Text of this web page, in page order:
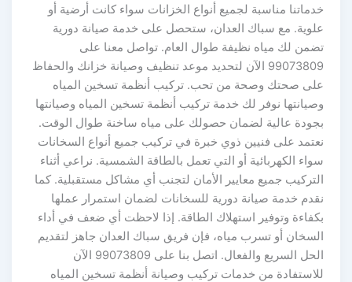
خدماتنا مناسبة لجميع أنواع الخزانات سواء كانت أرضية أو
علوية. مع سباك العدان، ستحصل على خدمة صيانة دورية
تضمن لك مياه نظيفة طوال العام. تواصل معنا على
99073809 الآن لتحديد موعد تنظيف وصيانة خزانك والحفاظ
على صحتك وصحة من تحب. تركيب أنظمة تسخين المياه
وصيانتها نوفر لك خدمة تركيب أنظمة تسخين المياه وصيانتها
بجودة عالية لضمان حصولك على مياه ساخنة طوال الوقت.
نعتمد على فنيين ذوي خبرة في تركيب جميع أنواع السخانات
سواء الكهربائية أو التي تعمل بالطاقة الشمسية. نراعي أثناء
التركيب جميع معايير الأمان لتجنب أي مشاكل مستقبلية. كما
نقدم خدمة صيانة دورية للسخانات لضمان استمرار عملها
بكفاءة وتوفير استهلاك الطاقة. إذا لاحظت أي ضعف في أداء
السخان أو تسرب مياه، فإن فريق سباك العدان جاهز لتقديم
الحل السريع والفعال. اتصل بنا على 99073809 الآن
للاستفادة من خدمات تركيب وصيانة أنظمة تسخين المياه